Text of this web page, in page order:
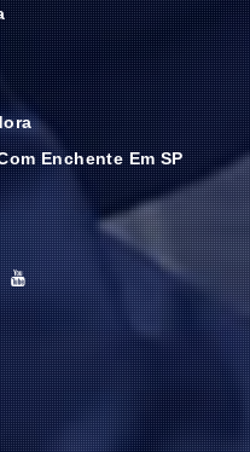
Enchente Em SP